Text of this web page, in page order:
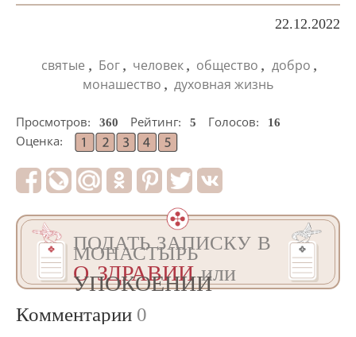
22.12.2022
святые , Бог , человек , общество , добро ,
монашество , духовная жизнь
Просмотров: 360 Рейтинг: 5 Голосов:
16
Оценка:
ПОДАТЬ ЗАПИСКУ В
МОНАСТЫРЬ
О ЗДРАВИИили
УПОКОЕНИИ
Комментарии 0